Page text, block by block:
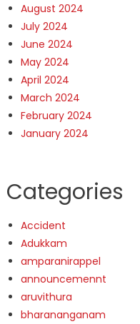
August 2024
July 2024
June 2024
May 2024
April 2024
March 2024
February 2024
January 2024
Categories
Accident
Adukkam
amparanirappel
announcemennt
aruvithura
bharananganam